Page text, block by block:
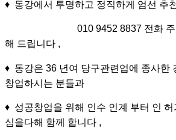
♦ 동강에서 투명하고 정직하게 엄선 추
010 9452 8837 전화 주시면
해 드립니다 ,
♦ 동강은 36 년여 당구관련업에 종사한
창업하시는 분들과
♦ 성공창업을 위해 인수 인계 부터 인 허
심을다해 함께 합니다 ,